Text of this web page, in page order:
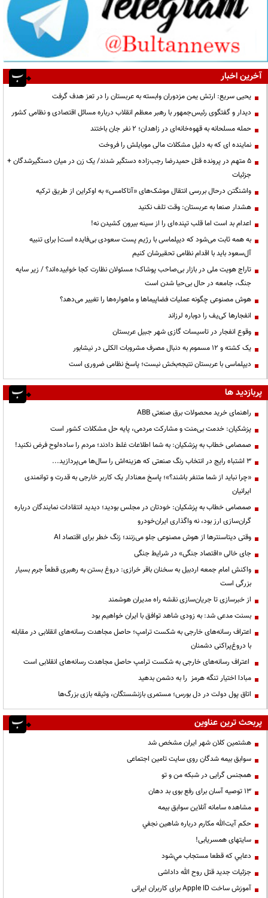
آخرین اخبار
یحیی سریع: ارتش یمن مزدوران وابسته به عربستان را در تعز هدف گرفت
دیدار و گفتگوی رئیس‌جمهور با رهبر معظم انقلاب درباره مسائل اقتصادی و نظامی کشور
حمله مسلحانه به قهوه‌خانه‌ای در زاهدان؛ ۲ نفر جان باختند
نماینده ای که به دلیل مشکلات مالی موبایلش را فروخت
۵ متهم در پرونده قتل حمیدرضا رجب‌زاده دستگیر شدند/ یک زن در میان دستگیرشدگان +
جزئیات
واشنگتن درحال بررسی انتقال موشک‌های «آتاکامس» به اوکراین از طریق ترکیه
هشدار صنعا به عربستان: وقت تلف نکنید
اعدام بد است اما قلب تپنده‌ای را از سینه بیرون کشیدن نه!
به همه ثابت می‌شود که دیپلماسی با رژیم پست سعودی بی‌فایده است| برای تنبیه
آل‌سعود باید با اقدام نظامی تحقیرشان کنیم
تاراج هویت ملی در بازار بی‌صاحب پوشاک؛ مسئولان نظارت کجا خوابیده‌اند؟ / زیر سایه
جنگ، جامعه در حال بی‌حیا شدن است
هوش مصنوعی چگونه عملیات فضاپیماها و ماهواره‌ها را تغییر می‌دهد؟
انفجارها کی‌یف را دوباره لرزاند
وقوع انفجار در تاسیسات گازی شهر جبیل عربستان
یک کشته و ۱۲ مسموم به دنبال مصرف مشروبات الکلی در نیشابور
دیپلماسی با عربستان نتیجه‌بخش نیست؛ پاسخ نظامی ضروری است
پربازدید ها
راهنمای خرید محصولات برق صنعتی ABB
پزشکیان: خدمت بی‌منت و مشارکت مردمی، پایه حل مشکلات کشور است
صمصامی خطاب به پزشکیان: به شما اطلاعات غلط دادند؛ مردم را ساده‌لوح فرض نکنید!
3 اشتباه رایج در انتخاب رنگ صنعتی که هزینه‌اش را سال‌ها می‌پردازید...
«چرا نباید از شما متنفر باشند؟»؛ پاسخ معنادار یک کاربر خارجی به قدرت و توانمندی
ایرانیان
صمصامی خطاب به پزشکیان: خودتان در مجلس بودید؛ دیدید انتقادات نمایندگان درباره
گران‌سازی ارز بود، نه واگذاری ایران‌خودرو
وقتی دیتاسنترها از هوش مصنوعی جلو می‌زنند؛ زنگ خطر برای اقتصاد AI
جای خالی «اقتصاد جنگی» در شرایط جنگی
واکنش امام جمعه اردبیل به سخنان باقر خرازی: دروغ بستن به رهبری قطعاً جرم بسیار
بزرگی است
از خبرسازی تا جریان‌سازی نقشه راه مدیران هوشمند
بسنت مدعی شد: به زودی شاهد توافق با ایران خواهیم بود
اعتراف رسانه‌های خارجی به شکست ترامپ؛ حاصل مجاهدت رسانه‌های انقلابی در مقابله
با دروغ‌پراکنی دشمنان
اعتراف رسانه‌های خارجی به شکست ترامپ حاصل مجاهدت رسانه‌های انقلابی است
مبادا اختیار تنگه هرمز را به دشمن بدهید
اتاق پول دولت در دل بورس؛ مستمری بازنشستگان، وثیقه بازی بزرگ‌ها
پربحث ترین عناوین
هشتمین کلان شهر ایران مشخص شد
سوابق بیمه شدگان روی سایت تامین اجتماعی
همجنس گرایی در شبکه من و تو
13 توصیه آسان برای رفع بوی بد دهان
مشاهده سامانه آنلاين سوابق بیمه
حكم آيت‌الله مكارم درباره شاهين نجفي
سایتهای همسریابی!
دعايي كه قطعا مستجاب مي‌شود
جزئیات جدید قتل روح الله داداشی
آموزش ساخت Apple ID برای کاربران ایرانی